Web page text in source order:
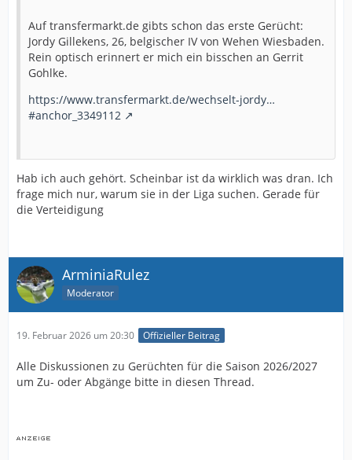
Auf transfermarkt.de gibts schon das erste Gerücht:
Jordy Gillekens, 26, belgischer IV von Wehen Wiesbaden.
Rein optisch erinnert er mich ein bisschen an Gerrit
Gohlke.
https://www.transfermarkt.de/wechselt-jordy…
#anchor_3349112
Hab ich auch gehört. Scheinbar ist da wirklich was dran. Ich
frage mich nur, warum sie in der Liga suchen. Gerade für
die Verteidigung
ArminiaRulez
Moderator
19. Februar 2026 um 20:30 Offizieller Beitrag
Alle Diskussionen zu Gerüchten für die Saison 2026/2027
um Zu- oder Abgänge bitte in diesen Thread.